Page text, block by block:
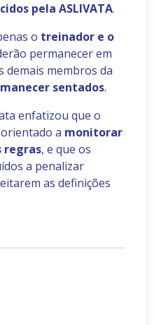
pela ASLIVATA.
o treinador e o
permanecer em
demais membros da
sentados.
enfatizou que o
a monitorar
regras, e que os
a penalizar
as definições